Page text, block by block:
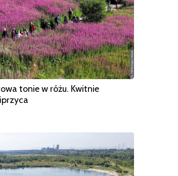
tonie w różu. Kwitnie